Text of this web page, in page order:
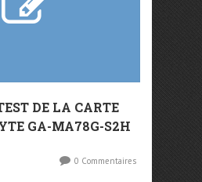
DE LA CARTE
GA-MA78G-S2H
0 Commentaires